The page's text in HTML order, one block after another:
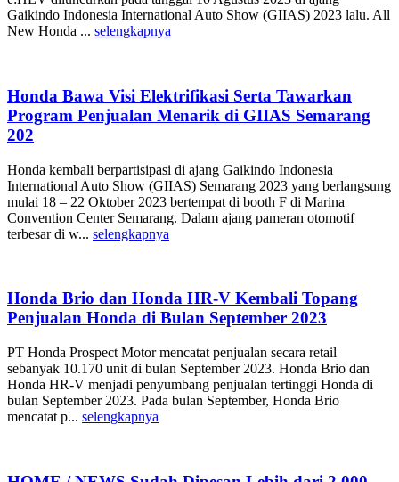
Gaikindo Indonesia International Auto Show (GIIAS) 2023 lalu. All
New Honda ... selengkapnya
Honda Bawa Visi Elektrifikasi Serta Tawarkan
Program Penjualan Menarik di GIIAS Semarang
202
Honda kembali berpartisipasi di ajang Gaikindo Indonesia
International Auto Show (GIIAS) Semarang 2023 yang berlangsung
mulai 18 – 22 Oktober 2023 bertempat di booth F di Marina
Convention Center Semarang. Dalam ajang pameran otomotif
terbesar di w... selengkapnya
Honda Brio dan Honda HR-V Kembali Topang
Penjualan Honda di Bulan September 2023
PT Honda Prospect Motor mencatat penjualan secara retail
sebanyak 10.170 unit di bulan September 2023. Honda Brio dan
Honda HR-V menjadi penyumbang penjualan tertinggi Honda di
bulan September 2023. Pada bulan September, Honda Brio
mencatat p... selengkapnya